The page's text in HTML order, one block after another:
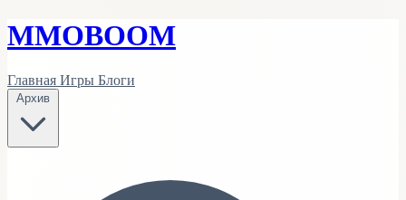
MMOBOOM
Главная Игры Блоги
Архив